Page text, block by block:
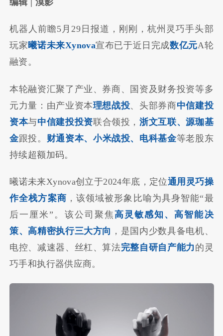
机器人前瞻5月29日报道，刚刚，杭州灵巧手头部
玩家曦诺未来Xynova宣布已于近日完成数亿元A轮
融资。
本轮融资汇聚了产业、券商、国资及财务投资等多
元力量：由产业资本理想战投、头部券商中信建投
资本与中信建投投资联合领投，浙文互联、源珈基
金跟投。 财通资本、小米战投、电科基金等老股东
持续超额加码。
曦诺未来Xynova创立于2024年底，定位通用灵巧操
作全栈方案商 ，该领域被形象比喻为具身智能“最
后一厘米”。该公司聚焦高灵敏感知、高智能决
策、高精密执行三大方向 ，是国内少数具备电机、
电控、减速器、丝杠、算法完整自研自产能力 的灵
巧手和执行器供应商。